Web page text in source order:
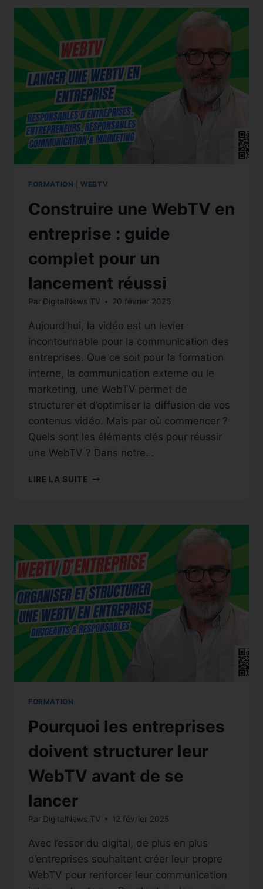
ET
CHOIX
MATÉRIEL
POUR
UNE
WEBTV
PROFESSIONNELLE
FORMATION WEBTV
Construire une WebTV en
entreprise : guide
complet pour un
lancement réussi
Par DigitalNews TV 20 février 2025
Aujourd’hui, la vidéo est un levier
incontournable pour la communication des
entreprises. Que ce soit pour la formation
interne, la communication externe ou le
marketing, une WebTV permet de
structurer et d’optimiser la diffusion de vos
contenus vidéo. Mais par où commencer ?
Quels sont les éléments clés pour réussir
une WebTV ? Dans notre…
LIRE LA SUITE CONSTRUIRE
ENTREPRISE
GUIDE
COMPLET
POUR
UN
LANCEMENT
RÉUSSI
FORMATION
Pourquoi les entreprises
doivent structurer leur
WebTV avant de se
lancer
Par DigitalNews TV 12 février 2025
Avec l’essor du digital, de plus en plus
d’entreprises souhaitent créer leur propre
WebTV pour renforcer leur communication